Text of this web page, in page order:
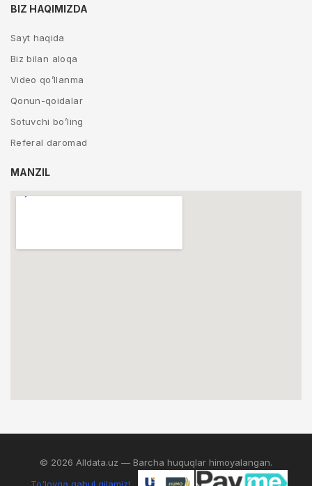
BIZ HAQIMIZDA
Sayt haqida
Biz bilan aloqa
Video qo’llanma
Qonun-qoidalar
Sotuvchi bo’ling
Referal daromad
MANZIL
© 2026 Alldata.uz — Barcha huquqlar himoyalangan.